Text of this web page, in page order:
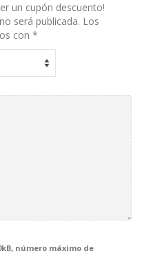
un cupón descuento!
será publicada. Los
con *
número máximo de